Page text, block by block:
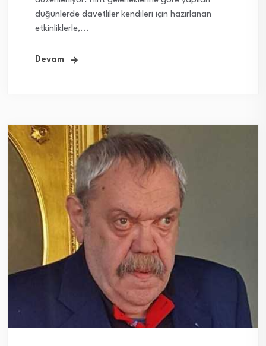
düğünlerde davetliler kendileri için hazırlanan
etkinliklerle,...
Devam